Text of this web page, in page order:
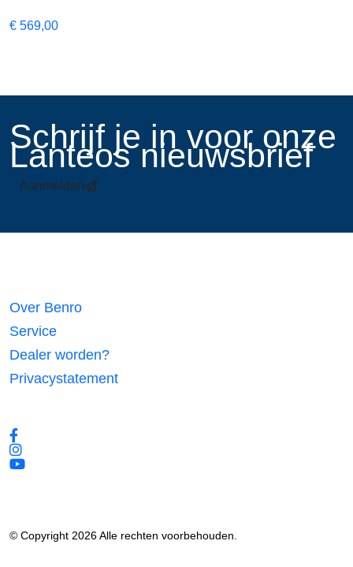
€ 569,00
​Schrijf je in voor onze
Lanteos nieuwsbrief
Aanmelden
Over Benro
Service
Dealer worden?
Privacystatement
© Copyright 2026 Alle rechten voorbehouden.